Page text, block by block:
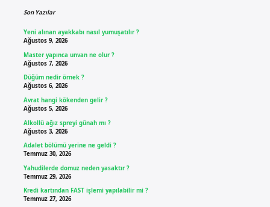
Son Yazılar
Yeni alınan ayakkabı nasıl yumuşatılır ?
Ağustos 9, 2026
Master yapınca unvan ne olur ?
Ağustos 7, 2026
Düğüm nedir örnek ?
Ağustos 6, 2026
Avrat hangi kökenden gelir ?
Ağustos 5, 2026
Alkollü ağız spreyi günah mı ?
Ağustos 3, 2026
Adalet bölümü yerine ne geldi ?
Temmuz 30, 2026
Yahudilerde domuz neden yasaktır ?
Temmuz 29, 2026
Kredi kartından FAST işlemi yapılabilir mi ?
Temmuz 27, 2026